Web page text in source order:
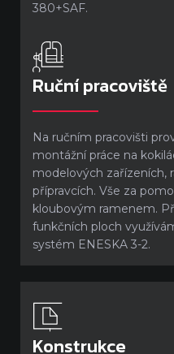
380+SAF.
Ruční pracoviště
Na ručním pracovišti
montážní práce na
modelových zařízeních,
přípravcích. Vše za
kloubovým ramenem.
funkčních ploch
systém ENESKA 3-2.
Konstrukce